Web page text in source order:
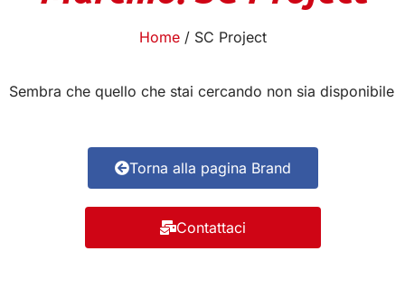
Home/ SC Project
Sembra che quello che stai cercando non sia disponibile
Torna alla pagina Brand
Contattaci